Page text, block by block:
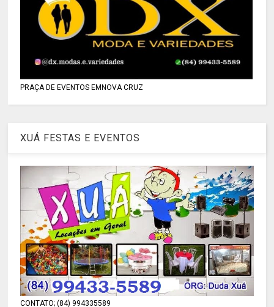
PRAÇA DE EVENTOS EMNOVA CRUZ
XUÁ FESTAS E EVENTOS
CONTATO; (84) 994335589